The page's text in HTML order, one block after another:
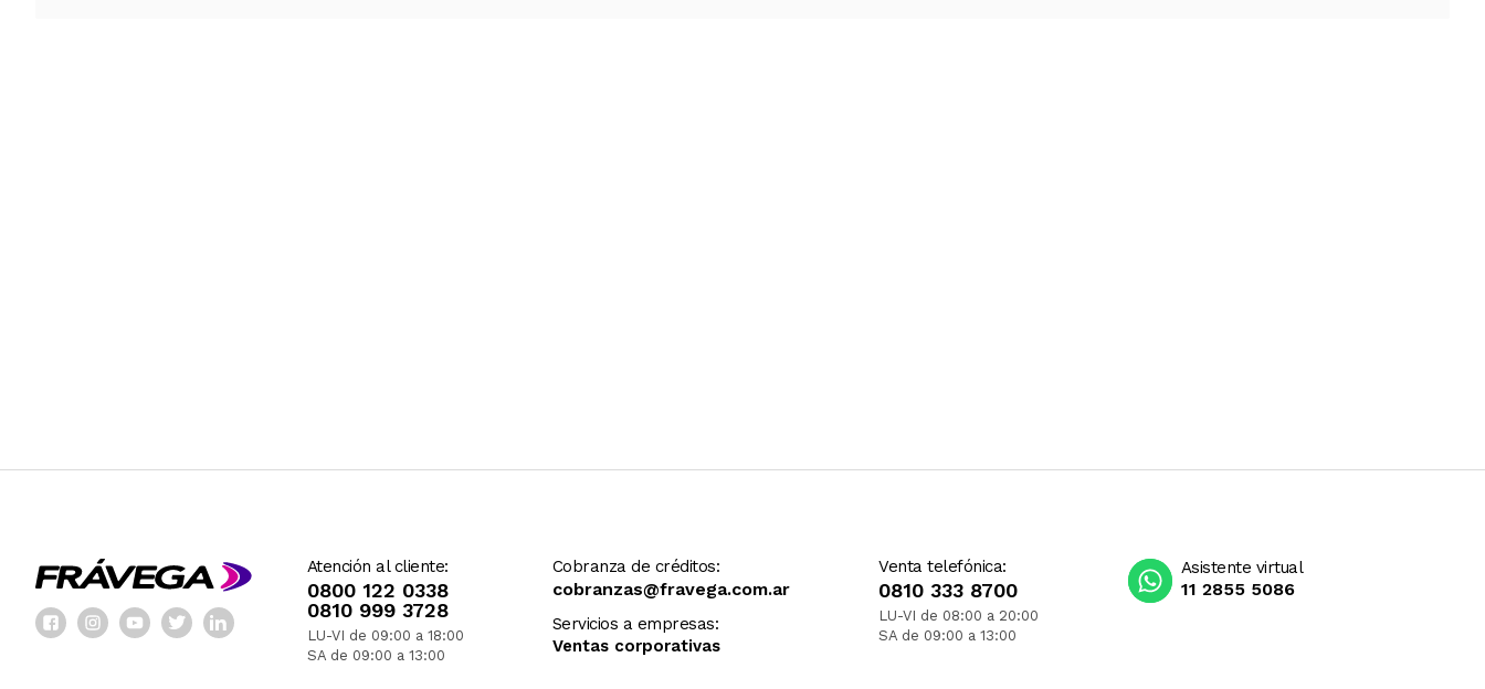
Atención al cliente:
0800 122 0338
0810 999 3728
LU-VI de 09:00 a 18:00
SA de 09:00 a 13:00
Cobranza de créditos:
cobranzas@fravega.com.ar
Servicios a empresas:
Ventas corporativas
Venta telefónica:
0810 333 8700
LU-VI de 08:00 a 20:00
SA de 09:00 a 13:00
Asistente virtual
11 2855 5086